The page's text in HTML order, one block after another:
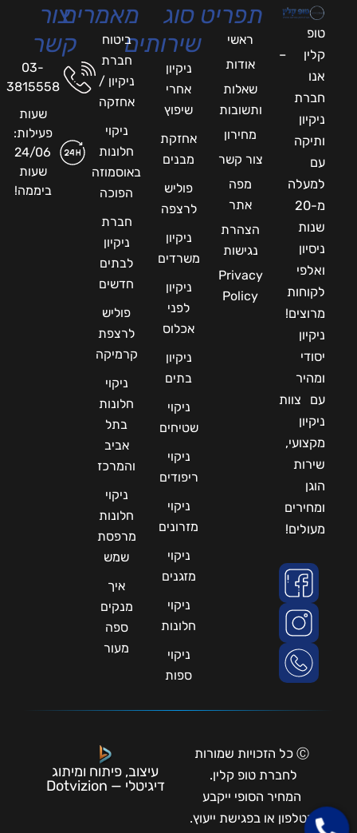
טופ
קלין –
אנו
חברת
ניקיון
ותיקה
עם
למעלה
מ-20
שנות
ניסיון
ואלפי
לקוחות
מרוצים!
ניקיון
יסודי
ומהיר
עם צוות
ניקיון
מקצועי,
שירות
הוגן
ומחירים
מעולים!
תפריט
ראשי
אודות
שאלות
ותשובות
מחירון
צור קשר
מפה
אתר
הצהרת
נגישות
Privacy
Policy
סוג
שירותים
ניקיון
אחרי
שיפוץ
אחזקת
מבנים
פוליש
לרצפה
ניקיון
משרדים
ניקיון
לפני
אכלוס
ניקיון
בתים
ניקוי
שטיחים
ניקוי
ריפודים
ניקוי
מזרונים
ניקוי
מזגנים
ניקוי
חלונות
ניקוי
ספות
מאמרים
ביטוח
חברת
ניקיון /
אחזקה
ניקוי
חלונות
באוסמוזה
הפוכה
חברת
ניקיון
לבתים
חדשים
פוליש
לרצפת
קרמיקה
ניקוי
חלונות
בתל
אביב
והמרכז
ניקוי
חלונות
מרפסת
שמש
איך
מנקים
ספה
מעור
צור
קשר
03-
3815558
שעות
פעילות:
24/06
שעות
ביממה!
Ⓒ כל הזכויות שמורות
לחברת טופ קלין.
המחיר הסופי ייקבע
בטלפון או בפגישת ייעוץ.
עיצוב, פיתוח ומיתוג
דיגיטלי — Dotvizion